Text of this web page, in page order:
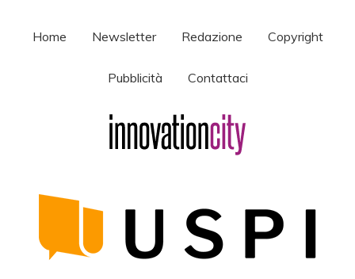
Home Newsletter Redazione Copyright
Pubblicità Contattaci